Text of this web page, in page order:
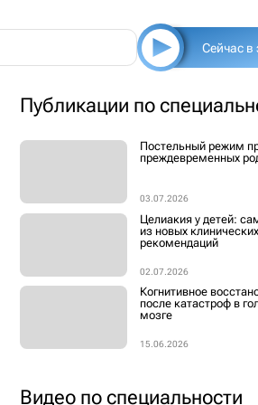
Сейчас в
Публикации по
Постельный режим
преждевременных
03.07.2026
Целиакия у детей:
из новых клинических
рекомендаций
02.07.2026
Когнитивное
после катастроф в
мозге
15.06.2026
Видео по специальности